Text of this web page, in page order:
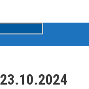
23.10.2024